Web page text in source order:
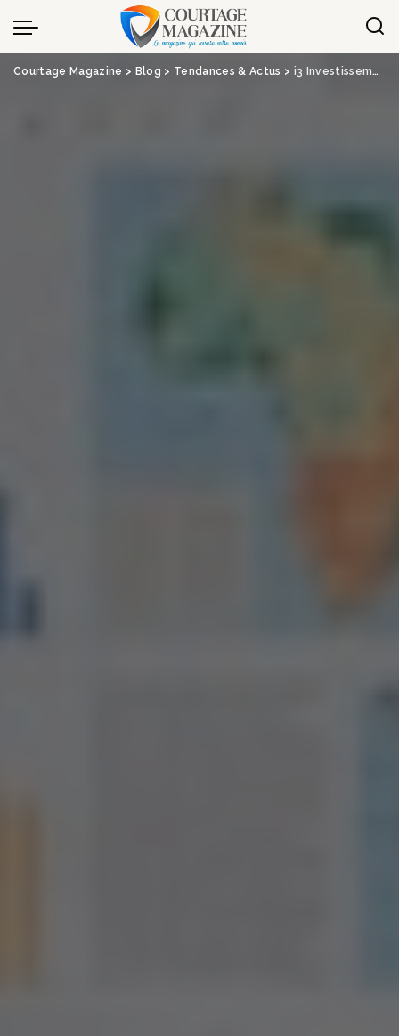
Panneau de gestion des cookies
Courtage Magazine > Blog > Tendances & Actus > i3 Investissement – « Sans filtre » avec Thomas Sabatier, Tolk.AI